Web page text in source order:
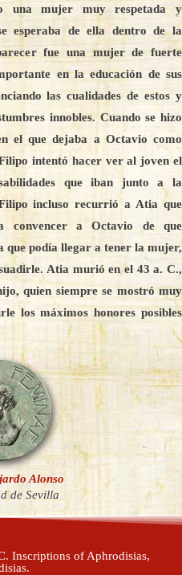
una mujer muy respetada y
esperaba de ella dentro de la
fue una mujer de fuerte
en la educación de sus
las cualidades de estos y
innobles. Cuando se hizo
el que dejaba a Octavio como
intentó hacer ver al joven el
que iban junto a la
incluso recurrió a Atia que
convencer a Octavio de que
que podía llegar a tener la mujer,
Atia murió en el 43 a. C.,
quien siempre se mostró muy
los máximos honores posibles
Alonso
de Sevilla
Inscriptions of Aphrodisias,